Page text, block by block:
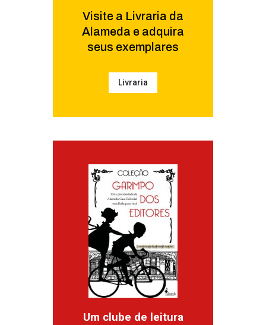
Visite a Livraria da
Alameda e adquira
seus exemplares
Livraria
Um clube de leitura